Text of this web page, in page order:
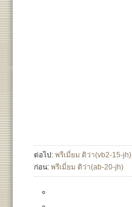
ต่อไป: พรีเมี่ยม ดิว่า(vb2-15-jh)
ก่อน: พรีเมี่ยม ดิว่า(ab-20-jh)